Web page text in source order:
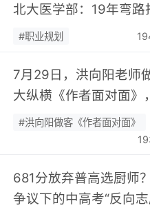
北大医学部：19年弯路
身热爱，可幸又可惜！
#职业规划
7月29日，洪向阳老师
大纵横《作者面对面》
您现场相聚！…
#洪向阳做客《作者面对面》
681分放弃普高选厨师
争议下的中高考“反向志